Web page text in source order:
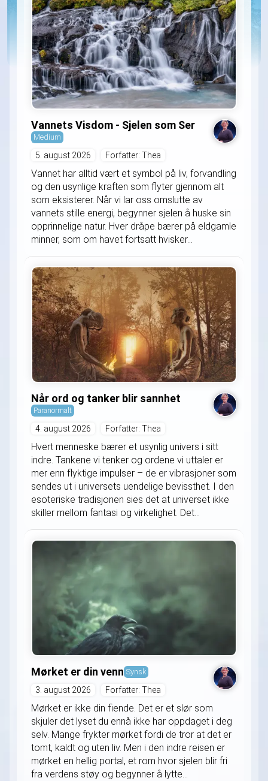
Vannets Visdom - Sjelen som Ser
Medium
5. august 2026 Forfatter: Thea
Vannet har alltid vært et symbol på liv, forvandling
og den usynlige kraften som flyter gjennom alt
som eksisterer. Når vi lar oss omslutte av
vannets stille energi, begynner sjelen å huske sin
opprinnelige natur. Hver dråpe bærer på eldgamle
minner, som om havet fortsatt hvisker...
Når ord og tanker blir sannhet
Paranormalt
4. august 2026 Forfatter: Thea
Hvert menneske bærer et usynlig univers i sitt
indre. Tankene vi tenker og ordene vi uttaler er
mer enn flyktige impulser – de er vibrasjoner som
sendes ut i universets uendelige bevissthet. I den
esoteriske tradisjonen sies det at universet ikke
skiller mellom fantasi og virkelighet. Det...
Mørket er din venn Synsk
3. august 2026 Forfatter: Thea
Mørket er ikke din fiende. Det er et slør som
skjuler det lyset du ennå ikke har oppdaget i deg
selv. Mange frykter mørket fordi de tror at det er
tomt, kaldt og uten liv. Men i den indre reisen er
mørket en hellig portal, et rom hvor sjelen blir fri
fra verdens støy og begynner å lytte...